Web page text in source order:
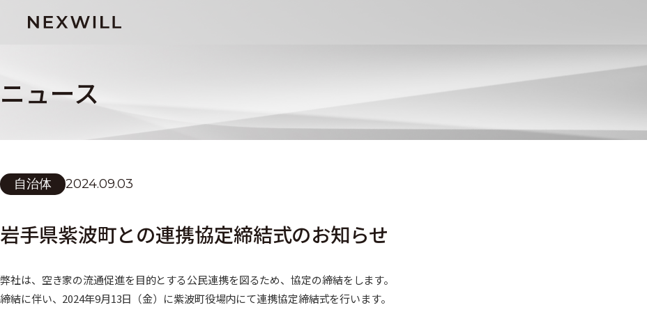
ニュース
自治体 2024.09.03
岩手県紫波町との連携協定締結式のお知らせ
弊社は、空き家の流通促進を目的とする公民連携を図るため、協定の締結をします。
締結に伴い、2024年9月13日（金）に紫波町役場内にて連携協定締結式を行います。